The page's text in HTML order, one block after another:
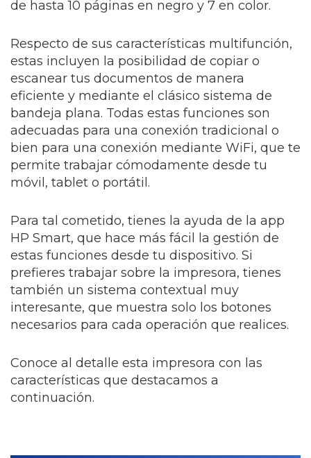
de hasta 10 páginas en negro y 7 en color.
Respecto de sus características multifunción,
estas incluyen la posibilidad de copiar o
escanear tus documentos de manera
eficiente y mediante el clásico sistema de
bandeja plana. Todas estas funciones son
adecuadas para una conexión tradicional o
bien para una conexión mediante WiFi, que te
permite trabajar cómodamente desde tu
móvil, tablet o portátil.
Para tal cometido, tienes la ayuda de la app
HP Smart, que hace más fácil la gestión de
estas funciones desde tu dispositivo. Si
prefieres trabajar sobre la impresora, tienes
también un sistema contextual muy
interesante, que muestra solo los botones
necesarios para cada operación que realices.
Conoce al detalle esta impresora con las
características que destacamos a
continuación.